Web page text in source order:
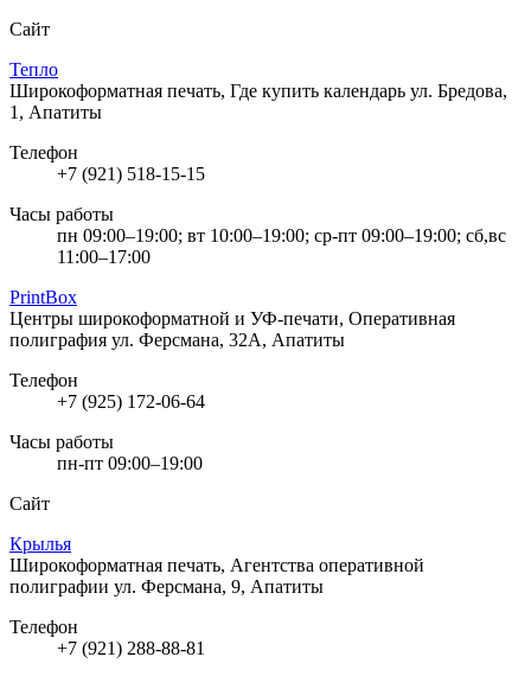
Сайт
Тепло
Широкоформатная печать, Где купить календарь ул. Бредова,
1, Апатиты
Телефон
+7 (921) 518-15-15
Часы работы
пн 09:00–19:00; вт 10:00–19:00; ср-пт 09:00–19:00; сб,вс
11:00–17:00
PrintBox
Центры широкоформатной и УФ-печати, Оперативная
полиграфия ул. Ферсмана, 32А, Апатиты
Телефон
+7 (925) 172-06-64
Часы работы
пн-пт 09:00–19:00
Сайт
Крылья
Широкоформатная печать, Агентства оперативной
полиграфии ул. Ферсмана, 9, Апатиты
Телефон
+7 (921) 288-88-81